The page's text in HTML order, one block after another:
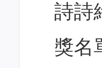
詩詩
獎名